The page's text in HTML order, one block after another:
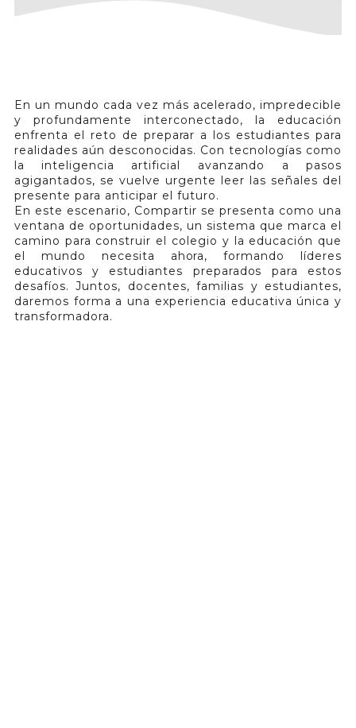
En un mundo cada vez más acelerado, impredecible
y profundamente interconectado, la educación
enfrenta el reto de preparar a los estudiantes para
realidades aún desconocidas. Con tecnologías como
la inteligencia artificial avanzando a pasos
agigantados, se vuelve urgente leer las señales del
presente para anticipar el futuro.
En este escenario, Compartir se presenta como una
ventana de oportunidades, un sistema que marca el
camino para construir el colegio y la educación que
el mundo necesita ahora, formando líderes
educativos y estudiantes preparados para estos
desafíos. Juntos, docentes, familias y estudiantes,
daremos forma a una experiencia educativa única y
transformadora.